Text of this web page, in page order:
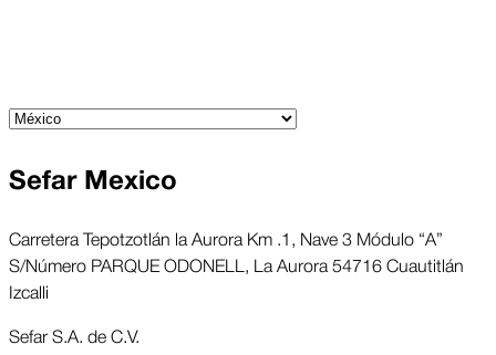
Sefar Mexico
Carretera Tepotzotlán la Aurora Km .1, Nave 3 Módulo “A”
S/Número PARQUE ODONELL, La Aurora 54716 Cuautitlán
Izcalli
Sefar S.A. de C.V.